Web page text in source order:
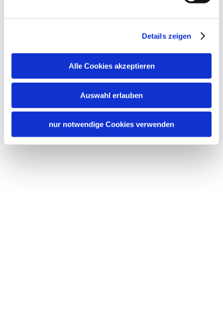
Details zeigen
Alle Cookies akzeptieren
Auswahl erlauben
nur notwendige Cookies verwenden